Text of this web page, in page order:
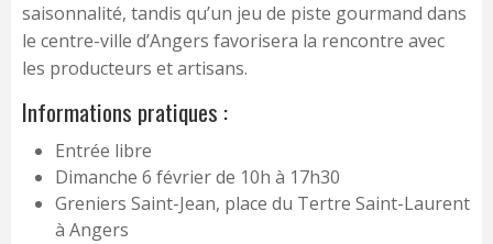
saisonnalité, tandis qu’un jeu de piste gourmand dans
le centre-ville d’Angers favorisera la rencontre avec
les producteurs et artisans.
Informations pratiques :
Entrée libre
Dimanche 6 février de 10h à 17h30
Greniers Saint-Jean, place du Tertre Saint-Laurent
à Angers